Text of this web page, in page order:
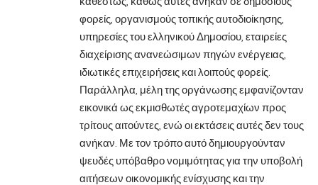
φορείς, οργανισμούς τοπικής αυτοδιοίκησης,
υπηρεσίες του ελληνικού Δημοσίου, εταιρείες
διαχείρισης ανανεώσιμων πηγών ενέργειας,
ιδιωτικές επιχειρήσεις και λοιπούς φορείς.
Παράλληλα, μέλη της οργάνωσης εμφανίζονταν
εικονικά ως εκμισθωτές αγροτεμαχίων προς
τρίτους αιτούντες, ενώ οι εκτάσεις αυτές δεν τους
ανήκαν. Με τον τρόπο αυτό δημιουργούνταν
ψευδές υπόβαθρο νομιμότητας για την υποβολή
αιτήσεων οικονομικής ενίσχυσης και την